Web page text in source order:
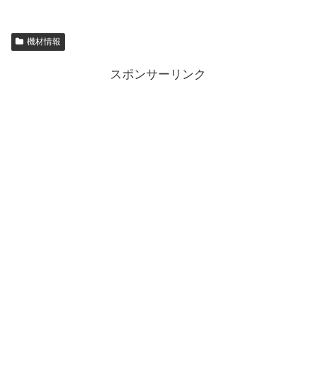
機材情報
スポンサーリンク